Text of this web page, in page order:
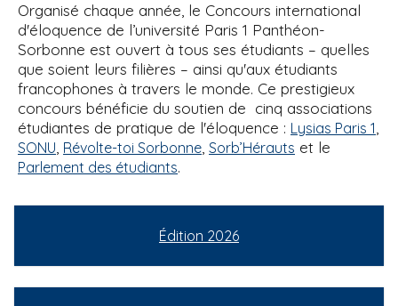
Organisé chaque année, le Concours international
d'éloquence de l’université Paris 1 Panthéon-
Sorbonne est ouvert à tous ses étudiants – quelles
que soient leurs filières – ainsi qu'aux étudiants
francophones à travers le monde. Ce prestigieux
concours bénéficie du soutien de cinq associations
étudiantes de pratique de l'éloquence : Lysias Paris 1
SONU Révolte-toi Sorbonne Sorb’Hérauts et le
Parlement des étudiants.
Édition 2026